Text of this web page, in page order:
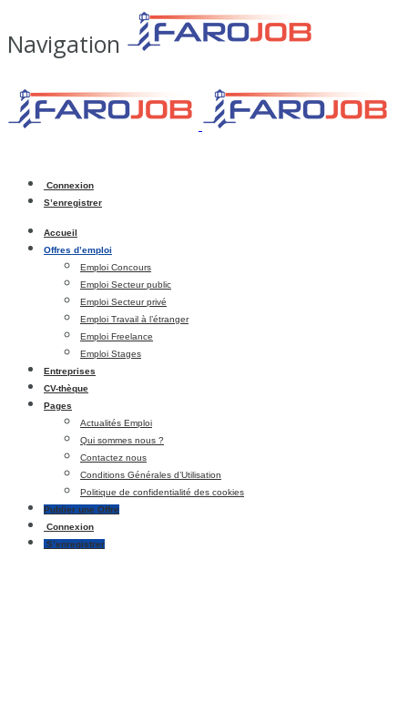
Navigation
Connexion
S’enregistrer
Accueil
Offres d’emploi
Emploi Concours
Emploi Secteur public
Emploi Secteur privé
Emploi Travail à l’étranger
Emploi Freelance
Emploi Stages
Entreprises
CV-thèque
Pages
Actualités Emploi
Qui sommes nous ?
Contactez nous
Conditions Générales d’Utilisation
Politique de confidentialité des cookies
Publier une Offre
Connexion
S’enregistrer